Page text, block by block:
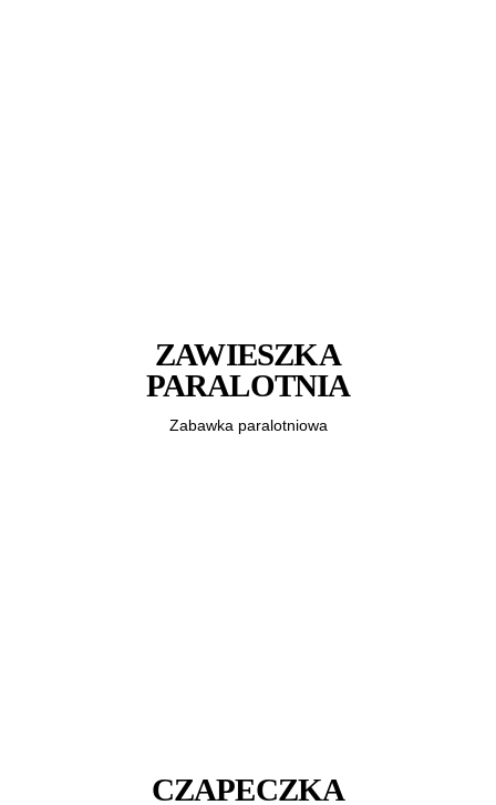
ZAWIESZKA
PARALOTNIA
Zabawka paralotniowa
CZAPECZKA